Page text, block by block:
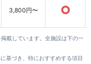
3,800円〜 ○
載しています。全施設は下の一
基づき、特におすすめする項目